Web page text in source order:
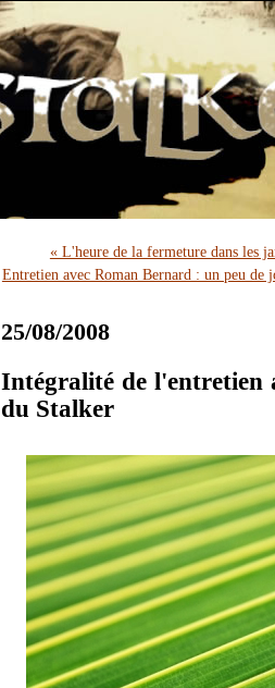
« L'heure de la fermeture dans les
Entretien avec Roman Bernard : un peu de
25/08/2008
Intégralité de l'entretien
du Stalker